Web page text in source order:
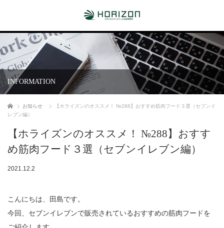
INFORMATION
ホーム お知らせ
【ホライズンのオススメ！ №288】おすすめ筋肉フード３選（セブンイ
レブン編）
【ホライズンのオススメ！ №288】おすす
め筋肉フード３選（セブンイレブン編）
2021.12.2
こんにちは、田島です。
今回、セブンイレブンで販売されているおすすめの筋肉フードを